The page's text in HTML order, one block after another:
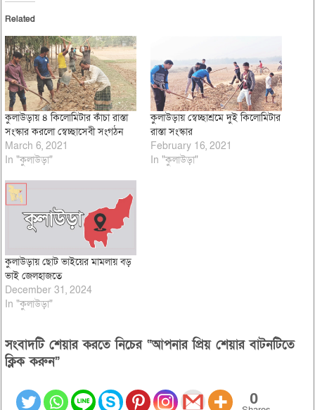
Related
কুলাউড়ায় ৪ কিলোমিটার কাঁচা রাস্তা
সংস্কার করলো স্বেচ্ছাসেবী সংগঠন
March 6, 2021
In "কুলাউড়া"
কুলাউড়ায় স্বেচ্ছাশ্রমে দুই কিলোমিটার
রাস্তা সংস্কার
February 16, 2021
In "কুলাউড়া"
কুলাউড়ায় ছোট ভাইয়ের মামলায় বড়
ভাই জেলহাজতে
December 31, 2024
In "কুলাউড়া"
সংবাদটি শেয়ার করতে নিচের “আপনার প্রিয় শেয়ার বাটনটিতে
ক্লিক করুন”
0